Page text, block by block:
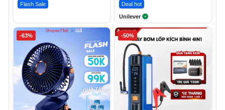
Flash Sale Deal hot
Unilever
-63% -50%